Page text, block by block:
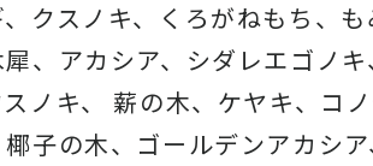
クスノキ、くろがねもち、
、アカシア、シダレエゴノ
ノキ、 薪の木、ケヤキ、コ
子の木、ゴールデンアカシ